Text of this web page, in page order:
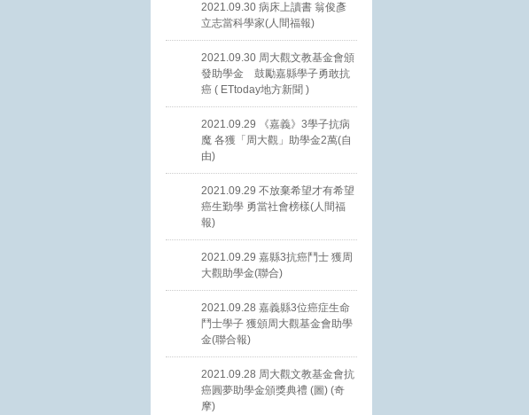
2021.09.30 病床上讀書 翁俊彥
立志當科學家(人間福報)
2021.09.30 周大觀文教基金會頒
發助學金 鼓勵嘉縣學子勇敢抗
癌 ( ETtoday地方新聞 )
2021.09.29 《嘉義》3學子抗病
魔 各獲「周大觀」助學金2萬(自
由)
2021.09.29 不放棄希望才有希望
癌生勤學 勇當社會榜樣(人間福
報)
2021.09.29 嘉縣3抗癌鬥士 獲周
大觀助學金(聯合)
2021.09.28 嘉義縣3位癌症生命
鬥士學子 獲頒周大觀基金會助學
金(聯合報)
2021.09.28 周大觀文教基金會抗
癌圓夢助學金頒獎典禮 (圖) (奇
摩)